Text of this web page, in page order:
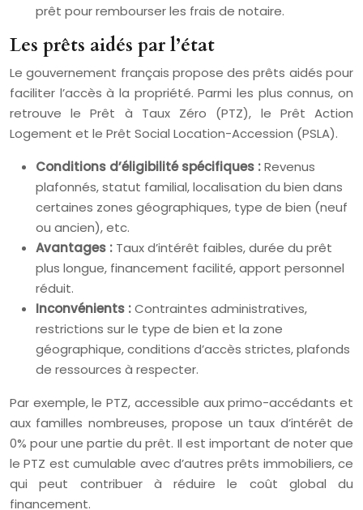
prêt pour rembourser les frais de notaire.
Les prêts aidés par l’état
Le gouvernement français propose des prêts aidés pour
faciliter l’accès à la propriété. Parmi les plus connus, on
retrouve le Prêt à Taux Zéro (PTZ), le Prêt Action
Logement et le Prêt Social Location-Accession (PSLA).
Conditions d’éligibilité spécifiques :Revenus
plafonnés, statut familial, localisation du bien dans
certaines zones géographiques, type de bien (neuf
ou ancien), etc.
Avantages : Taux d’intérêt faibles, durée du prêt
plus longue, financement facilité, apport personnel
réduit.
Inconvénients :Contraintes administratives,
restrictions sur le type de bien et la zone
géographique, conditions d’accès strictes, plafonds
de ressources à respecter.
Par exemple, le PTZ, accessible aux primo-accédants et
aux familles nombreuses, propose un taux d’intérêt de
0% pour une partie du prêt. Il est important de noter que
le PTZ est cumulable avec d’autres prêts immobiliers, ce
qui peut contribuer à réduire le coût global du
financement.